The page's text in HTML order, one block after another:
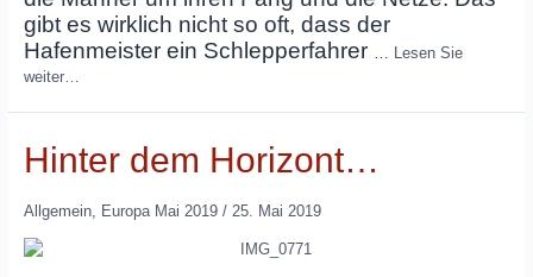
gibt es wirklich nicht so oft, dass der
Hafenmeister ein Schlepperfahrer
Lesen Sie
weiter…
Hinter dem Horizont…
Allgemein, Europa Mai 2019/ 25. Mai 2019